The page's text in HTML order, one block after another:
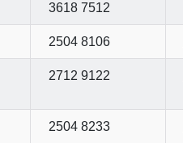
3618 7512
2504 8106
2712 9122
2504 8233